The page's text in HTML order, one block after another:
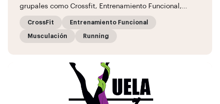
grupales como Crossfit, Entrenamiento Funcional,…
CrossFit Entrenamiento Funcional
Musculación Running